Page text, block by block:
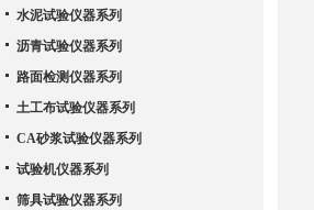
水泥试验仪器系列
沥青试验仪器系列
路面检测仪器系列
土工布试验仪器系列
CA砂浆试验仪器系列
试验机仪器系列
筛具试验仪器系列